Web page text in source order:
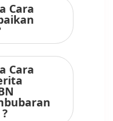
Cara
Cara